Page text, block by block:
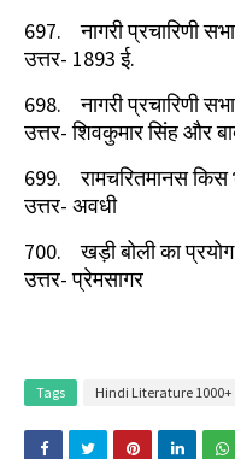
697.
नागरी प्रचारिणी
उत्तर- 1893ई.
698.
नागरी प्रचारिणी
उत्तर- शिवकुमार सिंह और
699.
रामचरितमानस किस
उत्तर- अवधी
700.
खड़ी बोली का
उत्तर- प्रेमसागर
Tags Hindi Literature 1000+